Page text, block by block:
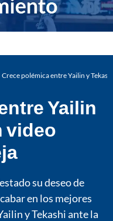
Crece polémica entre Yailin y
Yailin
video
su deseo de
en los mejores
y Tekashi ante la